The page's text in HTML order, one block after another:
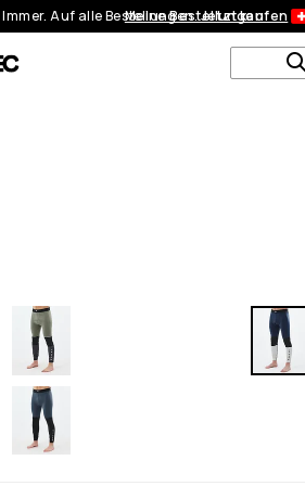
Immer. Auf alle Bestellungen.Jetzt kaufen
Meine Bestellungen